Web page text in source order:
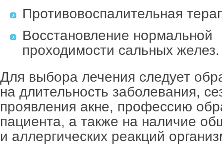
Противовоспалительная
Восстановление нормальной
проходимости сальных желез.
Для выбора лечения следует
на длительность заболевания,
проявления акне, профессию
пациента, а также на наличие
и аллергических реакций